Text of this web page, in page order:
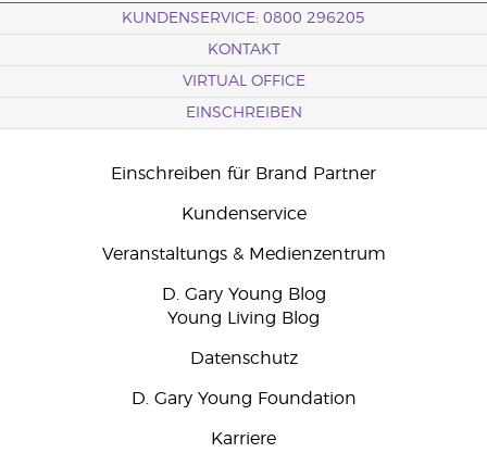
KUNDENSERVICE: 0800 296205
KONTAKT
VIRTUAL OFFICE
EINSCHREIBEN
Einschreiben für Brand Partner
Kundenservice
Veranstaltungs & Medienzentrum
D. Gary Young Blog
Young Living Blog
Datenschutz
D. Gary Young Foundation
Karriere